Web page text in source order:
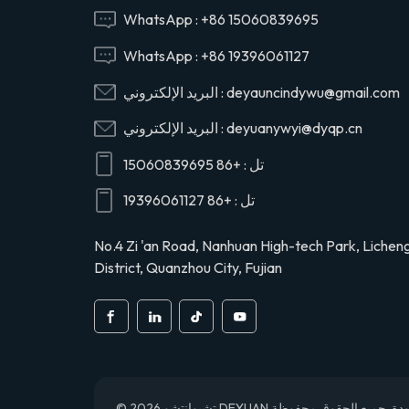
29165EV120
رأس أسطوانة ضاغط
291201020
S2911-01910 رأس
أسطوانة ضاغط الهواء
S291101910
WhatsApp : +86 15060839695
WhatsApp : +86 19396061127
البريد الإلكتروني :deyauncindywu@gmail.com
البريد الإلكتروني :deyuanywyi@dyqp.cn
تل : +86 15060839695
تل : +86 19396061127
No.4 Zi 'an Road, Nanhuan High-tech Park,
District, Quanzhou City, Fujian